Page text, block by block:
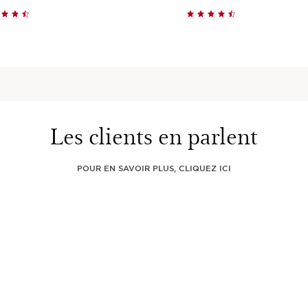
Achat rapide Achat rapide
Les clients en parlent
POUR EN SAVOIR PLUS, CLIQUEZ ICI